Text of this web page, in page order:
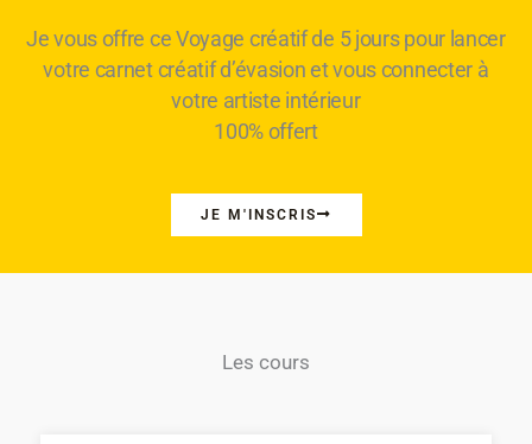
Je vous offre ce Voyage créatif de 5 jours pour lancer
votre carnet créatif d’évasion et vous connecter à
votre artiste intérieur
100% offert
JE M'INSCRIS
Les cours